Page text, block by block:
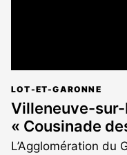
LOT-ET-GARONNE
Villeneuve-sur-
« Cousinade
L’Agglomération du